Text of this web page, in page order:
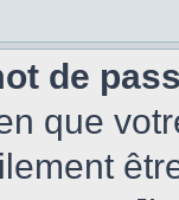
de
que